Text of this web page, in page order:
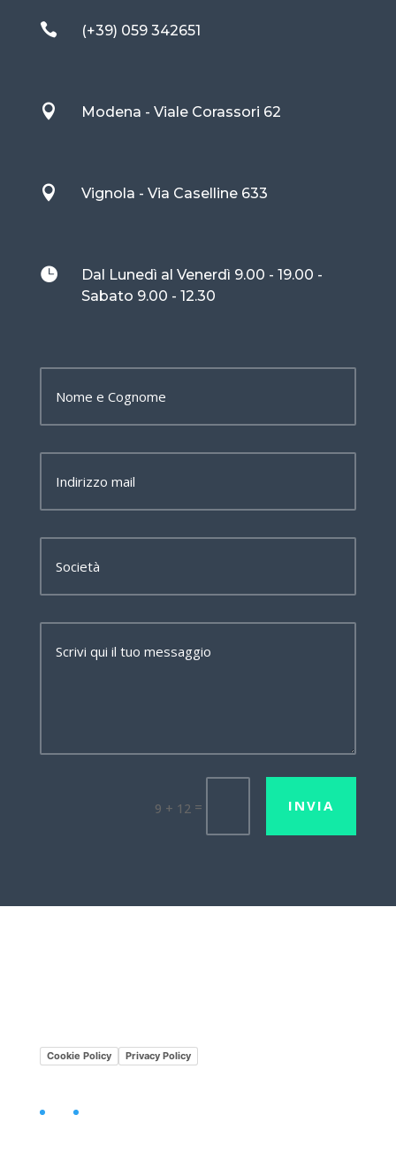
 (+39) 059 342651
 Modena - Viale Corassori 62
 Vignola - Via Caselline 633

Dal Lunedì al Venerdì 9.00 - 19.00 -
Sabato 9.00 - 12.30
9 + 12 = INVIA
Cookie Policy Privacy Policy
Facebook